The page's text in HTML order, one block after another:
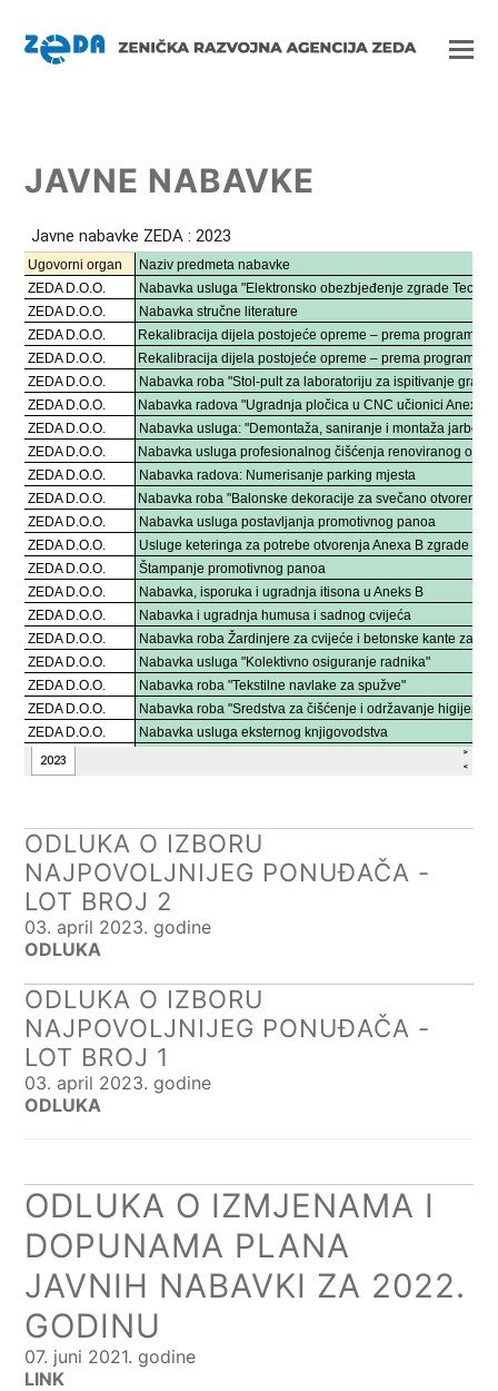
JAVNE NABAVKE
ODLUKA O IZBORU
NAJPOVOLJNIJEG PONUĐAČA -
LOT BROJ 2
03. april 2023. godine
ODLUKA
ODLUKA O IZBORU
NAJPOVOLJNIJEG PONUĐAČA -
LOT BROJ 1
03. april 2023. godine
ODLUKA
ODLUKA O IZMJENAMA I
DOPUNAMA PLANA
JAVNIH NABAVKI ZA 2022.
GODINU
07. juni 2021. godine
LINK